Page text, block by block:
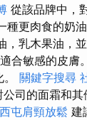
從該品牌中，
種更肉食的奶
，乳木果油，
合敏感的皮膚
關鍵字搜尋
司的面霜和其
西屯肩頸放鬆 建